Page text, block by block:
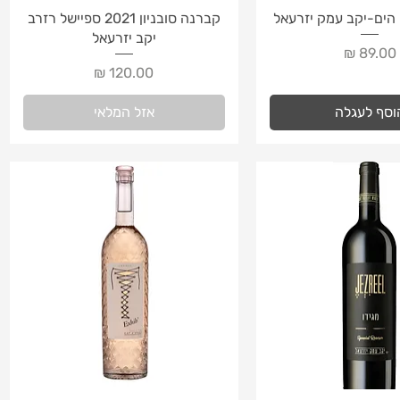
מהירה
הים-יקב עמק יזרעאל
מחיר
לעגלה
תצוגה מהירהקברנה סובניון 2021 ספיישל רזרב
יקב יזרעאל
מחיר
אזל המלאי